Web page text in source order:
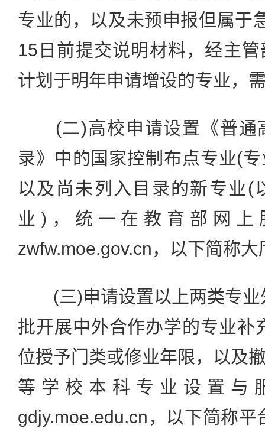
专业的，以及未预申报但属于
15日前提交说明材料，经主
计划于明年申请增设的专业，
(二)高校申请设置《普通
录》中的国家控制布点专业(
以及尚未列入目录的新专业(
业)，统一在教育部网上
zwfw.moe.gov.cn，以下简称
(三)申请设置以上两类专业
批开展中外合作办学的专业补
位授予门类或修业年限，以及
等学校本科专业设置与
gdjy.moe.edu.cn，以下简称